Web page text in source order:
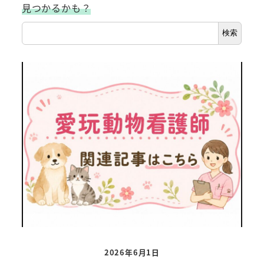
見つかるかも？
検索
2026年6月1日